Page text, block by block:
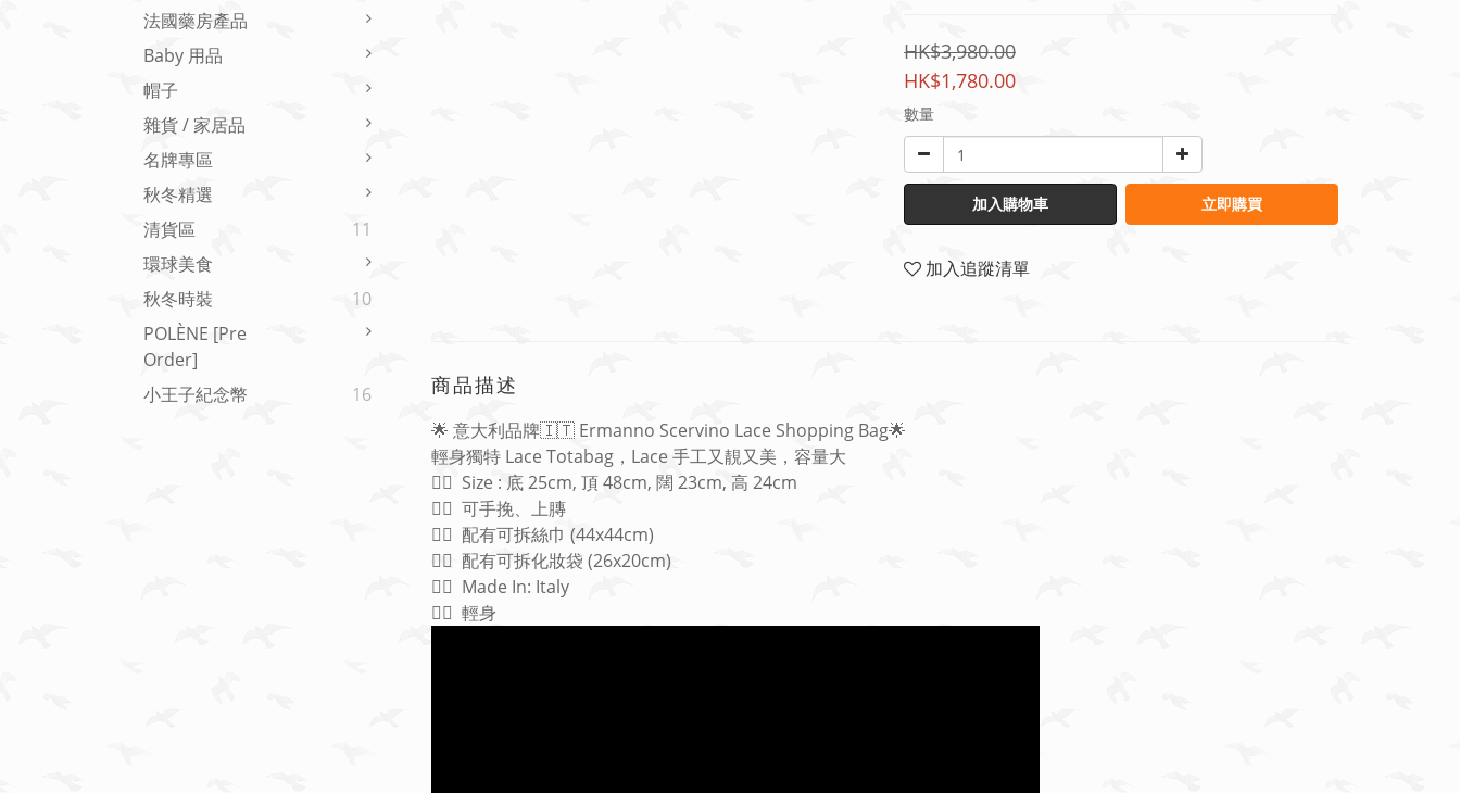
法國藥房產品
Baby 用品
帽子
雜貨 / 家居品
名牌專區
秋冬精選
清貨區
11
環球美食
秋冬時裝
10
POLÈNE [Pre
Order]
小王子紀念幣
16
HK$3,980.00
HK$1,780.00
數量
加入購物車 立即購買
加入追蹤清單
商品描述
🌟 意大利品牌🇮🇹 Ermanno Scervino Lace Shopping Bag🌟
輕身獨特 Lace Totabag，Lace 手工又靚又美，容量大
👉🏻 Size : 底 25cm, 頂 48cm, 闊 23cm, 高 24cm
👉🏻 可手挽、上膞
👉🏻 配有可拆絲巾 (44x44cm)
👉🏻 配有可拆化妝袋 (26x20cm)
👉🏻 Made In: Italy
👉🏻 輕身